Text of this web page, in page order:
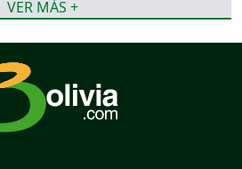
VER MÁS +